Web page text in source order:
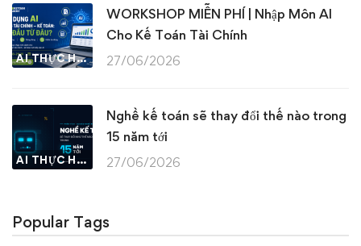
AI THỰC HÀNH
WORKSHOP MIỄN PHÍ | Nhập Môn AI
Cho Kế Toán Tài Chính
27/06/2026
AI THỰC HÀNH
Nghề kế toán sẽ thay đổi thế nào trong
15 năm tới
27/06/2026
Popular Tags